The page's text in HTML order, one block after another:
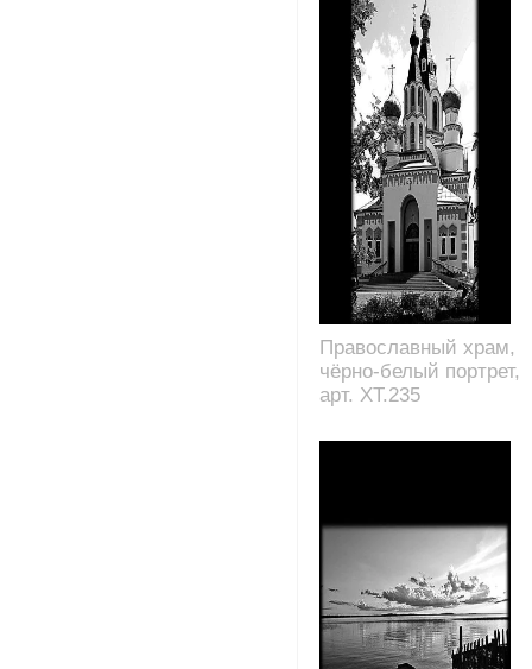
Православный храм,
чёрно-белый портрет,
арт. XT.235